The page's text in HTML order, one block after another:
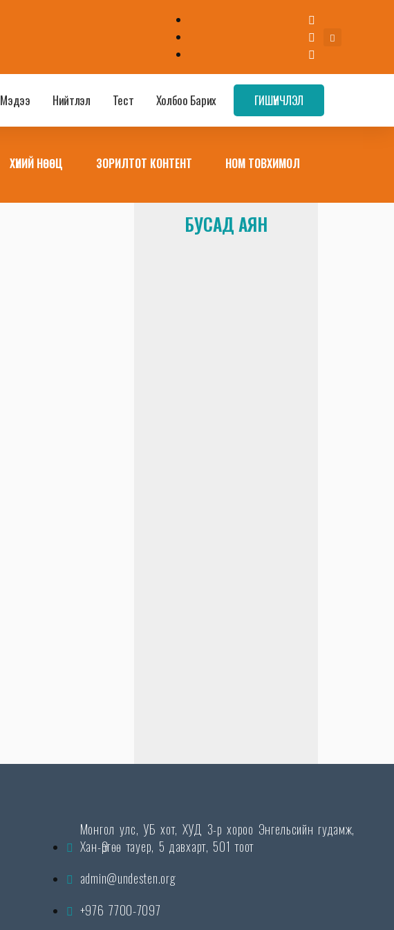
Мэдээ Нийтлэл Тест Холбоо Барих ГИШҮҮНЧЛЭЛ
ХҮНИЙ НӨӨЦ ЗОРИЛТОТ КОНТЕНТ НОМ ТОВХИМОЛ
БУСАД АЯН
Монгол улс, УБ хот, ХУД 3-р хороо Энгельсийн гудамж,
Хан-Өргөө тауер, 5 давхарт, 501 тоот
admin@undesten.org
+976 7700-7097